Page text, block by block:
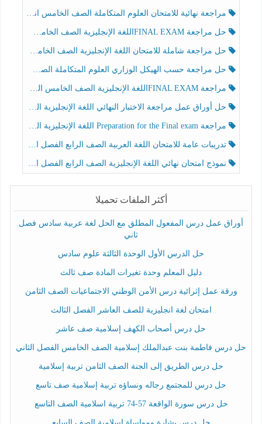
مراجعة نهائية للامتحان العلوم المتكاملة الصف الخامس انسبير الفصل الثالث
حل مراجعة FINAL EXAMاللغة الإنجليزية الصف الخامس الفصل الثالث
حل مراجعة شاملة للامتحان اللغة الإنجليزية الصف الخامس الفصل الثالث
حل مراجعة حسب الهيكل الوزاري العلوم المتكاملة الصف الخامس عام الفصل الثالث
مراجعة FINAL EXAMاللغة الإنجليزية الصف الخامس الفصل الثالث
حل أوراق عمل مراجعة الاختبار النهائي اللغة الإنجليزية الصف الرابع الفصل الثالث
مراجعة Preparation for the Final exam اللغة الإنجليزية الصف الرابع الفصل الثالث
تدريبات عامة للامتحان اللغة العربية الصف الرابع الفصل الثالث
نموذج امتحان نهائي اللغة الإنجليزية الصف الرابع الفصل الثالث
أكثر الملفات تحميلا
أوراق عمل درس المفعول المطلق مع الحل لغة عربية سادس فصل
ثاني
حل الدرس الأول الوحدة الثالثة علوم سادس
دليل المعلم وحدة تغيرات المادة صف ثالث
ورقة عمل إثرائية درس الأمن الوطني الاجتماعيات الصف الثامن
امتحان لغة انجليزية للصف العاشر الفصل الثالث
حل درس أصحاب الكهف إسلامية صف عاشر
حل درس فاطمة بنت عبدالملك إسلامية الصف الخامس الفصل الثاني
حل درس الطريق إلى الجنة الصف الثامن تربية إسلامية
حل درس للمجتمع رجاله ونساؤه تربية إسلامية صف تاسع
حل درس سورة الواقعة 57-74 تربية اسلامية الصف التاسع